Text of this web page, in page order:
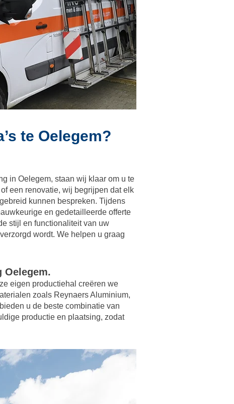
te Oelegem?
in Oelegem, staan wij klaar om u te
een renovatie, wij begrijpen dat elk
kunnen bespreken. Tijdens
en gedetailleerde offerte
stijl en functionaliteit van uw
wordt. We helpen u graag
Oelegem.
eigen productiehal creëren we
zoals Reynaers Aluminium,
u de beste combinatie van
productie en plaatsing, zodat